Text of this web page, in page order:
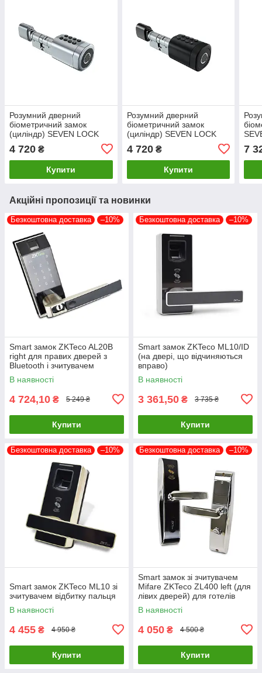
Розумний дверний
біометричний замок
(циліндр) SEVEN LOCK
SL-7774BF silver (100-150
мм)
4 720 ₴
Купити
Розумний дверний
біометричний замок
(циліндр) SEVEN LOCK
SL-7774BF black (100-150
мм)
4 720₴
Купити
7
Акційні пропозиції та новинки
Безкоштовна доставка –10%
Smart замок ZKTeco AL20B
right для правих дверей з
Bluetooth і зчитувачем
відбитку пальця
В наявності
4 724,10 ₴ 5 249 ₴
Купити
Безкоштовна доставка –10%
Smart замок ZKTeco ML10/ID
(на двері, що відчиняються
вправо)
В наявності
3 361,50 ₴ 3 735 ₴
Купити
Безкоштовна доставка –10%
Smart замок ZKTeco ML10 зі
зчитувачем відбитку пальця
В наявності
4 455 ₴ 4 950 ₴
Купити
Безкоштовна доставка –10%
Smart замок зі зчитувачем
Mifare ZKTeco ZL400 left (для
лівих дверей) для готелів
В наявності
4 050 ₴ 4 500 ₴
Купити